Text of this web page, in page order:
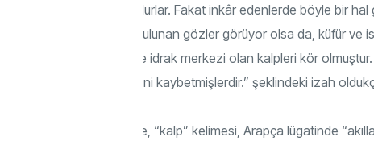
müteessir olurlar. Fakat inkâr edenlerde böyle bir
her ne kadar başlarında bulunan gözler görüyor olsa da, küfür ve
ve esas düşünme ve idrak merkezi olan kalpleri kör
ders alabilme özelliklerini kaybetmişlerdir.” şeklindeki izah
İbn Aşur’a göre de, “kalp” kelimesi, Arapça lügatinde